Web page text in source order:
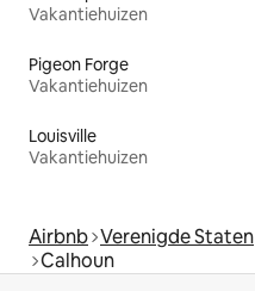
Vakantiehuizen
Pigeon Forge
Vakantiehuizen
Louisville
Vakantiehuizen
Airbnb Verenigde Staten
Calhoun